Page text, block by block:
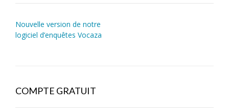
Nouvelle version de notre
logiciel d’enquêtes Vocaza
COMPTE GRATUIT